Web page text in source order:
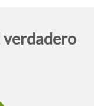
verdadero